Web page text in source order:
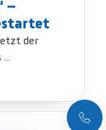
–
der